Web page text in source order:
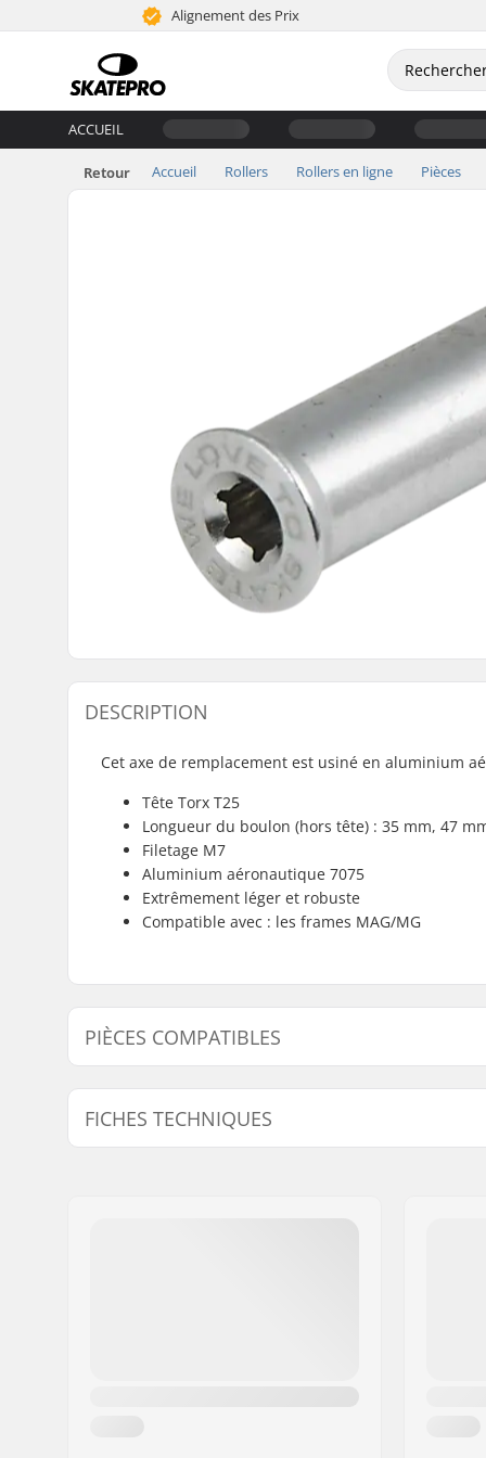
Alignement des Prix
ACCUEIL
Retour Accueil Rollers Rollers en ligne Pièces
DESCRIPTION
Cet axe de remplacement est usiné en aluminium
Tête Torx T25
Longueur du boulon (hors tête) : 35 mm, 47
Filetage M7
Aluminium aéronautique 7075
Extrêmement léger et robuste
Compatible avec : les frames MAG/MG
PIÈCES COMPATIBLES
Trouvez des produits compatibles avec Axe
FICHES TECHNIQUES